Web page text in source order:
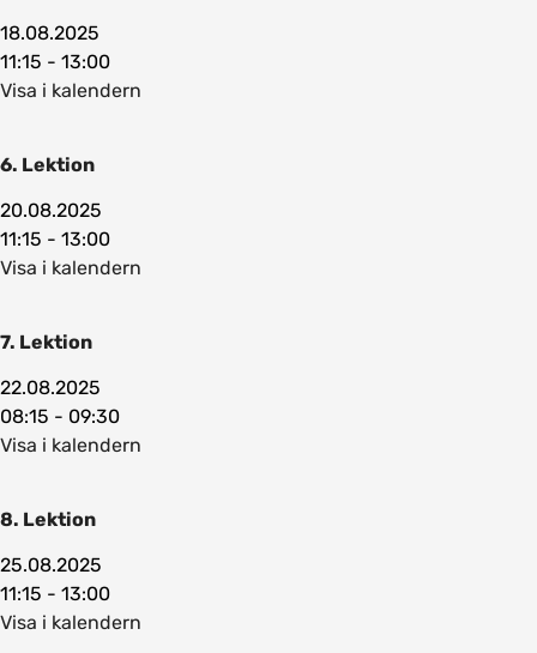
18.08.2025
11:15 - 13:00
Visa i kalendern
6. Lektion
20.08.2025
11:15 - 13:00
Visa i kalendern
7. Lektion
22.08.2025
08:15 - 09:30
Visa i kalendern
8. Lektion
25.08.2025
11:15 - 13:00
Visa i kalendern